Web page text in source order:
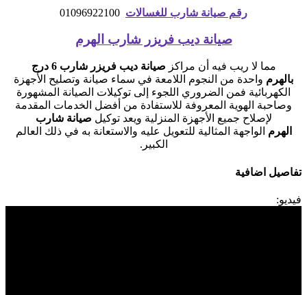
رقم صيانة شارب للغسالات
صيانة ديب فريزر شارب الهرم
مما لا ريب فيه أن مراكز
صيانة ديب فريزر شارب 6 درج
بالهرم واحدة من النجوم اللامعة في سماء صيانة وتصليح الأجهزة
الكهربائية فمن الضروري اللجوء إلى توكيلات الصيانة المشهورة
وصاحبة الهوية المعروفة للاستفادة من أفضل الخدمات المقدمة
لإصلاح جميع الأجهزة المنزلية ويعد توكيل صيانة شارب
الهرم الواجهة المثالية للتعويل عليه والاستعانة به في ذلك العالم
الكبير.
تفاصيل اضافية
فيديو: